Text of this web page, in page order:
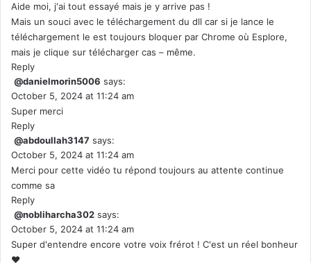
Aide moi, j'ai tout essayé mais je y arrive pas !
Mais un souci avec le téléchargement du dll car si je lance le
téléchargement le est toujours bloquer par Chrome où Esplore,
mais je clique sur télécharger cas – même.
Reply
@danielmorin5006 says:
October 5, 2024 at 11:24 am
Super merci
Reply
@abdoullah3147 says:
October 5, 2024 at 11:24 am
Merci pour cette vidéo tu répond toujours au attente continue
comme sa
Reply
@nobliharcha302 says:
October 5, 2024 at 11:24 am
Super d'entendre encore votre voix frérot ! C'est un réel bonheur
❤